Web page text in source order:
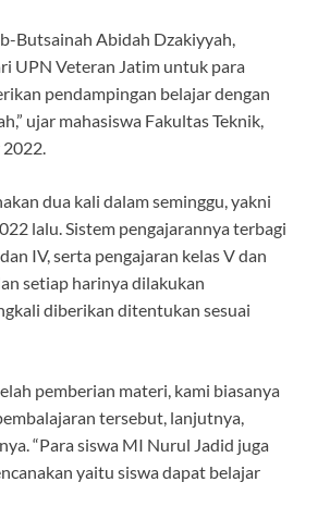
Butsainah Abidah Dzakiyyah,
UPN Veteran Jatim untuk para
pendampingan belajar dengan
ujar mahasiswa Fakultas Teknik,
2022.
dua kali dalam seminggu, yakni
lalu. Sistem pengajarannya terbagi
IV, serta pengajaran kelas V dan
setiap harinya dilakukan
diberikan ditentukan sesuai
pemberian materi, kami biasanya
tersebut, lanjutnya,
“Para siswa MI Nurul Jadid juga
yaitu siswa dapat belajar